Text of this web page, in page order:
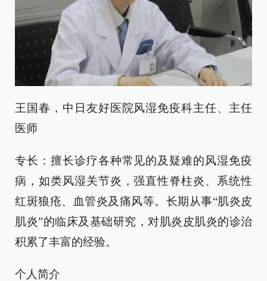
王国春，中日友好医院风湿免疫科主任、主任
医师
专长：擅长诊疗各种常见的及疑难的风湿免疫
病，如类风湿关节炎，强直性脊柱炎、系统性
红斑狼疮、血管炎及痛风等。长期从事“肌炎皮
肌炎”的临床及基础研究，对肌炎皮肌炎的诊治
积累了丰富的经验。
个人简介